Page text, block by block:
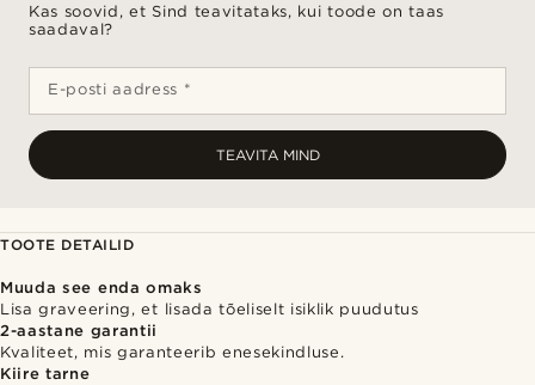
Kas soovid, et Sind teavitataks, kui toode on taas
saadaval?
E-posti aadress *
TEAVITA MIND
TOOTE DETAILID
Muuda see enda omaks
Lisa graveering, et lisada tõeliselt isiklik puudutus
2-aastane garantii
Kvaliteet, mis garanteerib enesekindluse.
Kiire tarne